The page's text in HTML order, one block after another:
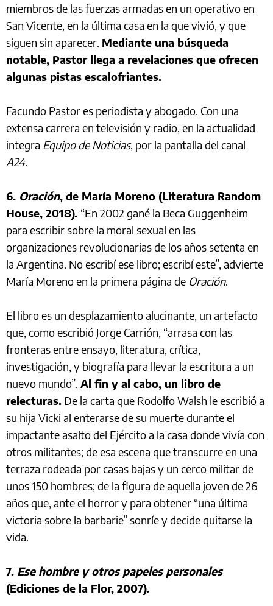
miembros de las fuerzas armadas en un operativo en
San Vicente, en la última casa en la que vivió, y que
siguen sin aparecer. Mediante una búsqueda
notable, Pastor llega a revelaciones que ofrecen
algunas pistas escalofriantes.
Facundo Pastor es periodista y abogado. Con una
extensa carrera en televisión y radio, en la actualidad
integra Equipo de Noticias, por la pantalla del canal
A24.
6. Oración, de María Moreno (Literatura Random
House, 2018). “En 2002 gané la Beca Guggenheim
para escribir sobre la moral sexual en las
organizaciones revolucionarias de los años setenta en
la Argentina. No escribí ese libro; escribí este”, advierte
María Moreno en la primera página de Oración.
El libro es un desplazamiento alucinante, un artefacto
que, como escribió Jorge Carrión, “arrasa con las
fronteras entre ensayo, literatura, crítica,
investigación, y biografía para llevar la escritura a un
nuevo mundo”. Al fin y al cabo, un libro de
relecturas. De la carta que Rodolfo Walsh le escribió a
su hija Vicki al enterarse de su muerte durante el
impactante asalto del Ejército a la casa donde vivía con
otros militantes; de esa escena que transcurre en una
terraza rodeada por casas bajas y un cerco militar de
unos 150 hombres; de la figura de aquella joven de 26
años que, ante el horror y para obtener “una última
victoria sobre la barbarie” sonríe y decide quitarse la
vida.
7. Ese hombre y otros papeles personales
(Ediciones de la Flor, 2007).